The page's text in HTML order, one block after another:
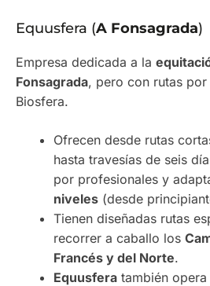
Equusfera (A Fonsagrada)
Empresa dedicada a la
Fonsagrada, pero con rutas
Biosfera.
Ofrecen desde rutas
hasta travesías de seis
por profesionales y
niveles (desde
Tienen diseñadas rutas
recorrer a caballo los
Francés y del Norte.
Equusfera también opera